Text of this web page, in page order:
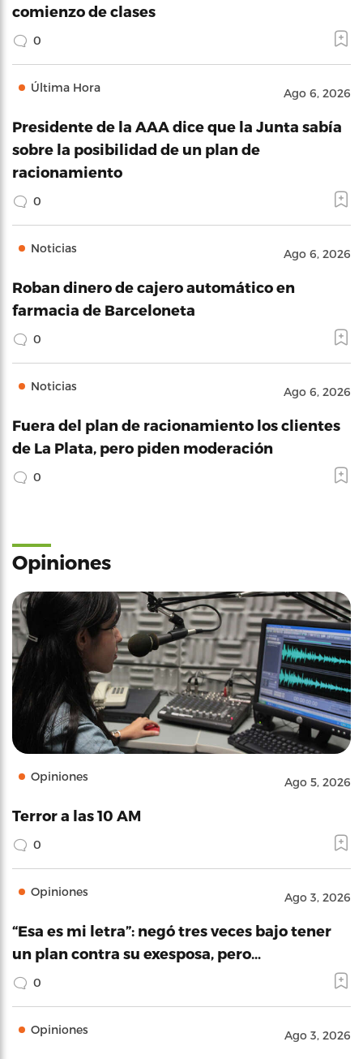
comienzo de clases
0
Última Hora Ago 6, 2026
Presidente de la AAA dice que la Junta sabía
sobre la posibilidad de un plan de
racionamiento
0
Noticias Ago 6, 2026
Roban dinero de cajero automático en
farmacia de Barceloneta
0
Noticias Ago 6, 2026
Fuera del plan de racionamiento los clientes
de La Plata, pero piden moderación
0
Opiniones
Opiniones Ago 5, 2026
Terror a las 10 AM
0
Opiniones Ago 3, 2026
“Esa es mi letra”: negó tres veces bajo tener
un plan contra su exesposa, pero…
0
Opiniones Ago 3, 2026